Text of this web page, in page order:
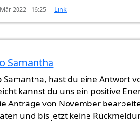
2022 - 16:25 Link
hab Anfang…
Samantha
Samantha, hast du eine Antwort
kannst du uns ein positive
Anträge von November
und bis jetzt keine